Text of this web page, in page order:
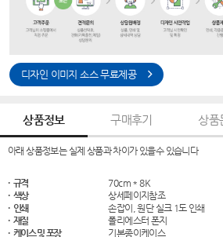
디자인 이미지 소스 무료제공
상품정보 구매후기 상품
아래 상품정보는 실제 상품과 차이가 있을수 있습니다
· 규격
70cm * 8K
· 색상
상세페이지참조
· 인쇄
손잡이, 원단 실크 1도 인쇄
· 재질
폴리에스터 폰지
· 케이스 및 포장
기본종이케이스